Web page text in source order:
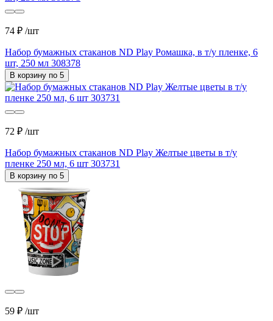
74 ₽ /шт
Набор бумажных стаканов ND Play Ромашка, в т/у пленке, 6
шт, 250 мл 308378
В корзину по 5
72 ₽ /шт
Набор бумажных стаканов ND Play Желтые цветы в т/у
пленке 250 мл, 6 шт 303731
В корзину по 5
59 ₽ /шт